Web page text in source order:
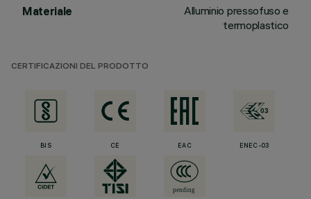
Materiale
Alluminio pressofuso e
termoplastico
CERTIFICAZIONI DEL PRODOTTO
BIS CE EAC ENEC-03